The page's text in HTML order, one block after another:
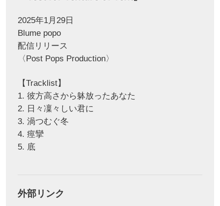
2025年1月29日
Blume popo
配信リリース
〈Post Pops Production〉
【Tracklist】
1. 彼方高さから躰放ったあなた
2. 日々凜々しい君に
3. 渦つむぐ冬
4. 痙攣
5. 底
外部リンク